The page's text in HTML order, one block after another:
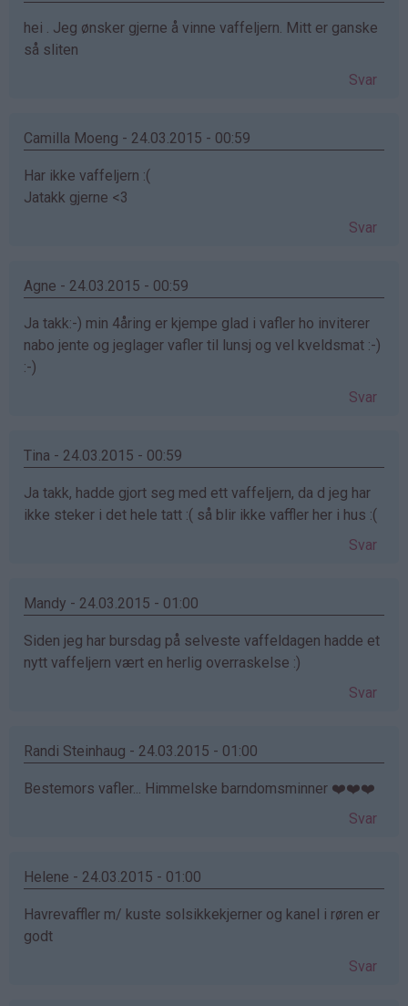
hei . Jeg ønsker gjerne å vinne vaffeljern. Mitt er ganske
så sliten
Svar
Camilla Moeng - 24.03.2015 - 00:59
Har ikke vaffeljern :(
Jatakk gjerne <3
Svar
Agne - 24.03.2015 - 00:59
Ja takk:-) min 4åring er kjempe glad i vafler ho inviterer
nabo jente og jeglager vafler til lunsj og vel kveldsmat :-)
:-)
Svar
Tina - 24.03.2015 - 00:59
Ja takk, hadde gjort seg med ett vaffeljern, da d jeg har
ikke steker i det hele tatt :( så blir ikke vaffler her i hus :(
Svar
Mandy - 24.03.2015 - 01:00
Siden jeg har bursdag på selveste vaffeldagen hadde et
nytt vaffeljern vært en herlig overraskelse :)
Svar
Randi Steinhaug - 24.03.2015 - 01:00
Bestemors vafler... Himmelske barndomsminner ❤️❤️❤️
Svar
Helene - 24.03.2015 - 01:00
Havrevaffler m/ kuste solsikkekjerner og kanel i røren er
godt
Svar